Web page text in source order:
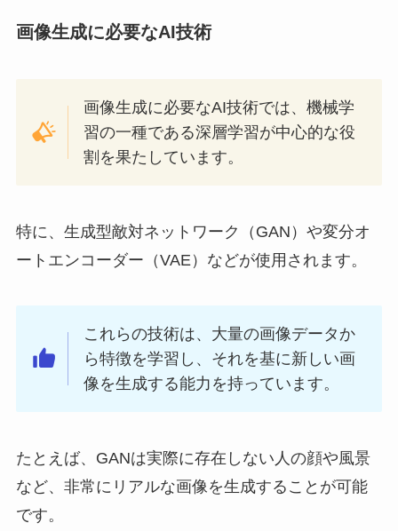
画像生成に必要なAI技術
画像生成に必要なAI技術では、機械学
習の一種である深層学習が中心的な役
割を果たしています。
特に、生成型敵対ネットワーク（GAN）や変分オ
ートエンコーダー（VAE）などが使用されます。
これらの技術は、大量の画像データか
ら特徴を学習し、それを基に新しい画
像を生成する能力を持っています。
たとえば、GANは実際に存在しない人の顔や風景
など、非常にリアルな画像を生成することが可能
です。